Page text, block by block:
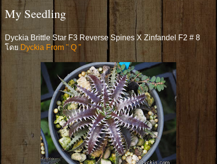
My Seedling
Dyckia Brittle Star F3 Reverse Spines X Zinfandel F2 # 8
โดย Dyckia From " Q "